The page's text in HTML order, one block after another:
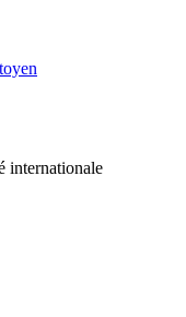
internationale